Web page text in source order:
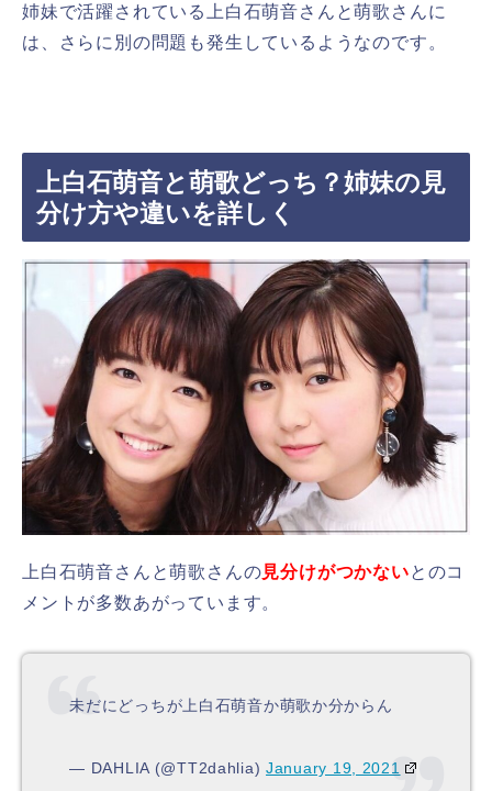
姉妹で活躍されている上白石萌音さんと萌歌さんに
は、さらに別の問題も発生しているようなのです。
上白石萌音と萌歌どっち？姉妹の見
分け方や違いを詳しく
上白石萌音さんと萌歌さんの見分けがつかないとのコ
メントが多数あがっています。
未だにどっちが上白石萌音か萌歌か分からん
— DAHLIA (@TT2dahlia)January 19, 2021